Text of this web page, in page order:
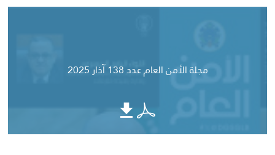
مجلة الأمن العام عدد 138 آذار 2025